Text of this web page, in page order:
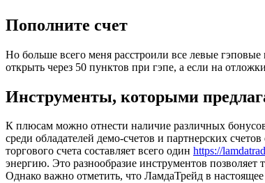
Пополните счет
Но больше всего меня расстроили все левые
открыть через 50 пунктов при гэпе, а если на
Инструменты, которыми
К плюсам можно отнести наличие различных
среди обладателей демо-счетов и партнерских
торгового счета составляет всего один https://
энергию. Это разнообразие инструментов
Однако важно отметить, что ЛамдаТрейд в